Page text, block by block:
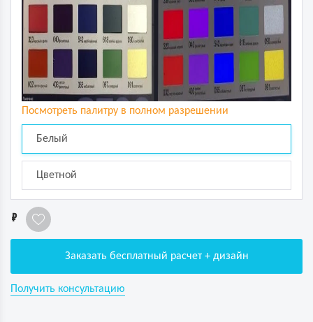
Посмотреть палитру в полном разрешении
Белый
Цветной
1
Заказать бесплатный расчет + дизайн
Получить консультацию